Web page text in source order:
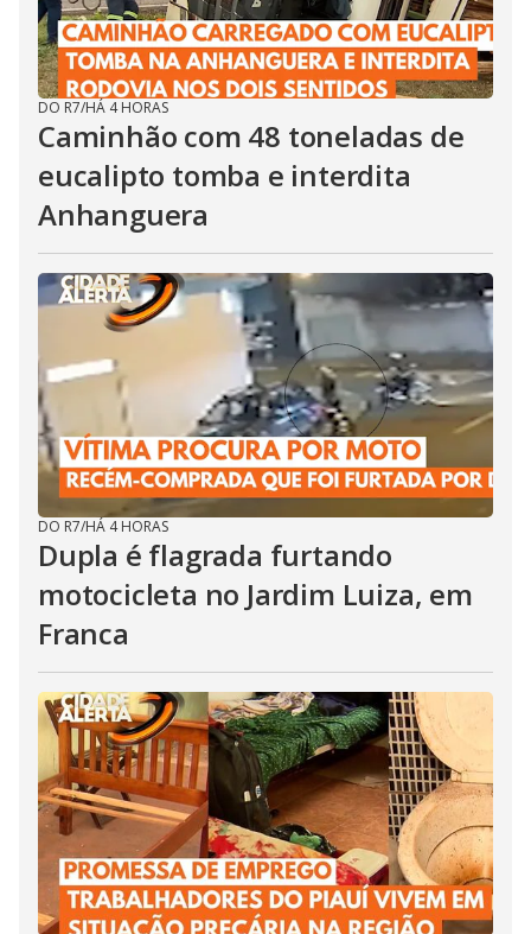
DO R7/HÁ 4 HORAS
Caminhão com 48 toneladas de
eucalipto tomba e interdita
Anhanguera
DO R7/HÁ 4 HORAS
Dupla é flagrada furtando
motocicleta no Jardim Luiza, em
Franca